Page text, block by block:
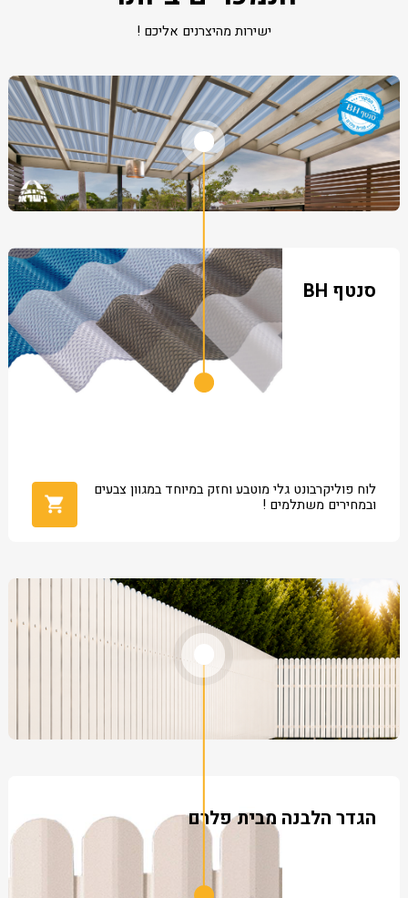
ישירות מהיצרנים אליכם !
סנטף BH
לוח פוליקרבונט גלי מוטבע וחזק במיוחד במגוון צבעים
ובמחירים משתלמים !
הגדר הלבנה מבית פלרם